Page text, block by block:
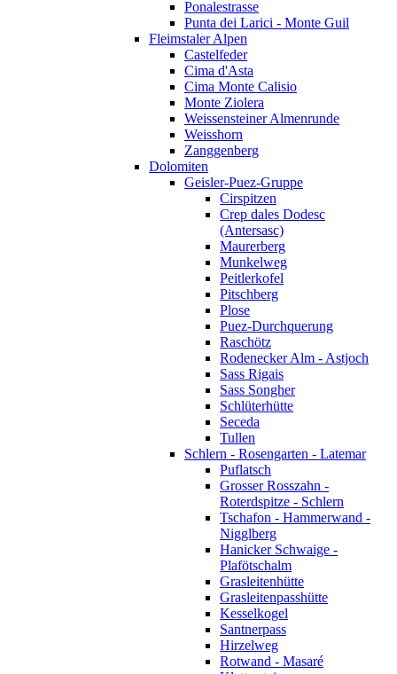
Ponalestrasse
Punta dei Larici - Monte Guil
Fleimstaler Alpen
Castelfeder
Cima d'Asta
Cima Monte Calisio
Monte Ziolera
Weissensteiner Almenrunde
Weisshorn
Zanggenberg
Dolomiten
Geisler-Puez-Gruppe
Cirspitzen
Crep dales Dodesc
(Antersasc)
Maurerberg
Munkelweg
Peitlerkofel
Pitschberg
Plose
Puez-Durchquerung
Raschötz
Rodenecker Alm - Astjoch
Sass Rigais
Sass Songher
Schlüterhütte
Seceda
Tullen
Schlern - Rosengarten - Latemar
Puflatsch
Grosser Rosszahn -
Roterdspitze - Schlern
Tschafon - Hammerwand -
Nigglberg
Hanicker Schwaige -
Plafötschalm
Grasleitenhütte
Grasleitenpasshütte
Kesselkogel
Santnerpass
Hirzelweg
Rotwand - Masaré